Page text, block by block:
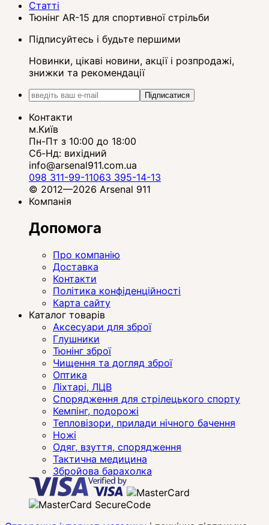
Статті
Тюнінг AR-15 для спортивної стрільби
Підписуйтесь і будьте першими
Новинки, цікаві новини, акції і розпродажі,
знижки та рекомендації
Підписатися
Контакти
м.Київ
Пн-Пт з 10:00 до 18:00
Сб-Нд: вихідний
info@arsenal911.com.ua
098 311-99-11063 395-14-13
© 2012—2026 Arsenal 911
Компанія
Допомога
Про компанію
Доставка
Контакти
Політика конфіденційності
Карта сайту
Каталог товарів
Аксесуари для зброї
Глушники
Тюнінг зброї
Чищення та догляд зброї
Оптика
Ліхтарі, ЛЦВ
Спорядження для стрілецького спорту
Кемпінг, подорожі
Тепловізори, прилади нічного бачення
Ножі
Одяг, взуття, спорядження
Тактична медицина
Збройова барахолка